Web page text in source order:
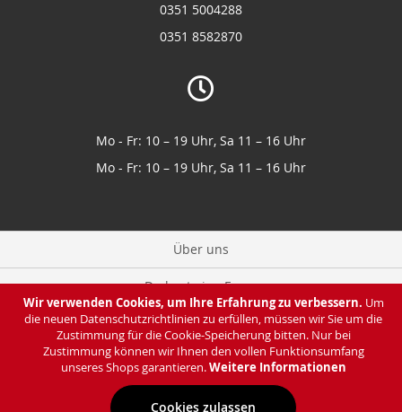
Wir verwenden Cookies, um Ihre Erfahrung zu verbessern. Um
die neuen Datenschutzrichtlinien zu erfüllen, müssen wir Sie um die
Zustimmung für die Cookie-Speicherung bitten. Nur bei
Zustimmung können wir Ihnen den vollen Funktionsumfang
unseres Shops garantieren.Weitere Informationen
Cookies zulassen
0351 5004288
0351 8582870
Mo - Fr: 10 – 19 Uhr, Sa 11 – 16 Uhr
Mo - Fr: 10 – 19 Uhr, Sa 11 – 16 Uhr
Über uns
Du hast eine Frage
Zahlung & Lieferung
Datenschutz